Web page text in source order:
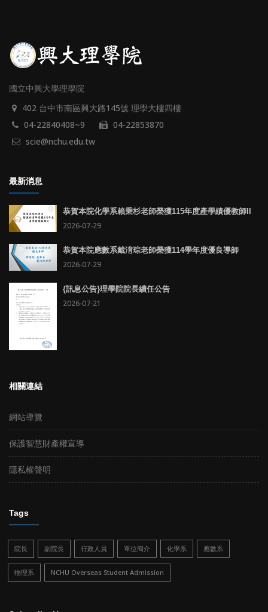
國立中興大學理學院
402 台中市南區興大路145號 理學大樓四樓
04-22840408~9
04-22853870
scie@nchu.edu.tw
最新消息
恭賀本院化學系賴秉杉老師榮獲115年度產學績優教師II
2026-07-29
恭賀本院應數系戴淯琮老師榮獲114學年度優良導師
2026-07-29
{訊息公告}理學院院長續任公告
2026-07-21
相關連結
網站導覽
保護智慧財產權宣導
隱私權聲明
Tags
院長 副院長 行政人員 單位簡介 化學系 應數系
物理系 NCHU Overseas Student Admission